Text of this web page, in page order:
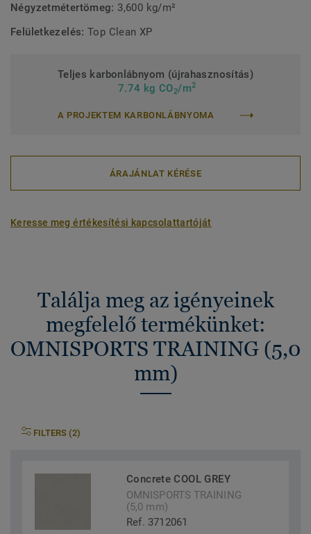
Négyzetmétertömeg: 3,600 kg/m²
Felületkezelés:Top Clean XP
Teljes karbonlábnyom (újrahasznosítás)
7.74 kg CO2/m2
A PROJEKTEM KARBONLÁBNYOMA
ÁRAJÁNLAT KÉRÉSE
Keresse meg értékesítési kapcsolattartóját
Találja meg az igényeinek
megfelelő termékünket:
OMNISPORTS TRAINING (5,0
mm)
FILTERS (2)
Concrete COOL GREY
OMNISPORTS TRAINING
(5,0 mm)
Ref. 3712061